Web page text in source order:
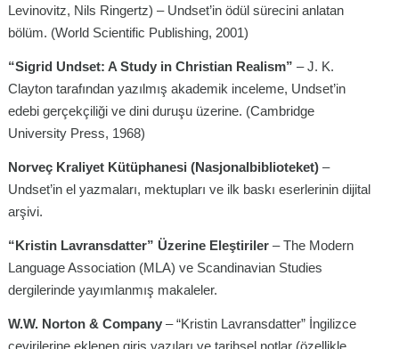
Levinovitz, Nils Ringertz) – Undset’in ödül sürecini anlatan
bölüm. (World Scientific Publishing, 2001)
“Sigrid Undset: A Study in Christian Realism” – J. K.
Clayton tarafından yazılmış akademik inceleme, Undset’in
edebi gerçekçiliği ve dini duruşu üzerine. (Cambridge
University Press, 1968)
Norveç Kraliyet Kütüphanesi (Nasjonalbiblioteket) –
Undset’in el yazmaları, mektupları ve ilk baskı eserlerinin dijital
arşivi.
“Kristin Lavransdatter” Üzerine Eleştiriler – The Modern
Language Association (MLA) ve Scandinavian Studies
dergilerinde yayımlanmış makaleler.
W.W. Norton & Company – “Kristin Lavransdatter” İngilizce
çevirilerine eklenen giriş yazıları ve tarihsel notlar (özellikle